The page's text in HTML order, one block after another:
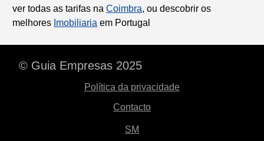
ver todas as tarifas na Coimbra, ou descobrir os
melhores Imobiliaria em Portugal
© Guia Empresas 2025
Política da privacidade
Contacto
SM